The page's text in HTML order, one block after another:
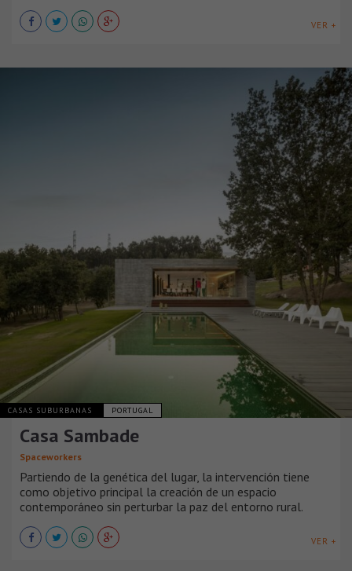
VER +
CASAS SUBURBANAS PORTUGAL
Casa Sambade
Spaceworkers
Partiendo de la genética del lugar, la intervención tiene
como objetivo principal la creación de un espacio
contemporáneo sin perturbar la paz del entorno rural.
VER +